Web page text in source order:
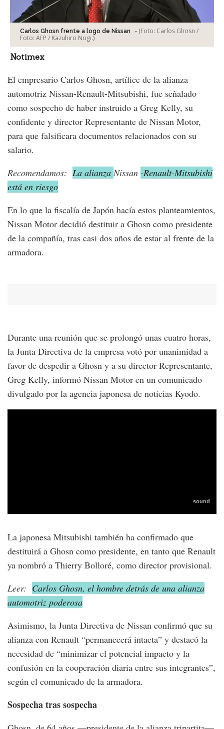
Carlos Ghosn frente a logo de Nissan - (Foto: Carlos Ghosn /
Foto: AFP / Kazuhiro Nogi.)
Notimex
El empresario Carlos Ghosn, artífice de la alianza
automotriz Nissan-Renault-Mitsubishi, fue señalado
como sospecho de haber instruido a Greg Kelly, su
confidente y director Representante de Nissan Motor,
para que falsificara documentos relacionados con su
salario.
Recomendamos: La alianza Nissan -Renault-Mitsubishi
está en riesgo
En lo que la fiscalía de Japón hacía estos planteamientos,
Nissan Motor decidió destituir a Ghosn como presidente
de la compañía, tras casi dos años de estar al frente de la
armadora.
Durante una reunión que se prolongó unas cuatro horas,
la Junta Directiva de la empresa votó por unanimidad a
favor de despedir a Ghosn y a su director Representante,
Greg Kelly, informó Nissan Motor en un comunicado
divulgado por la agencia japonesa de noticias Kyodo.
La japonesa Mitsubishi también ha confirmado que
destituirá a Ghosn como presidente, en tanto que Renault
ya nombró a Thierry Bolloré, como director provisional.
Leer: Carlos Ghosn, el hombre detrás de una alianza
automotriz poderosa
Asimismo, la Junta Directiva de Nissan confirmó que su
alianza con Renault “permanecerá intacta” y destacó la
necesidad de “minimizar el potencial impacto y la
confusión en la cooperación diaria entre sus integrantes”,
según el comunicado de la armadora.
Sospecha tras sospecha